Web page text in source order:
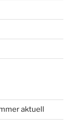
aktuell